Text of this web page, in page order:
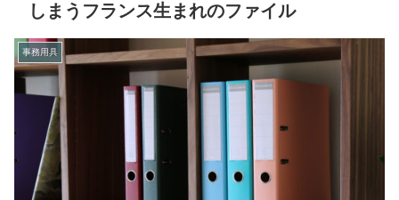
しまうフランス生まれのファイル
事務用具